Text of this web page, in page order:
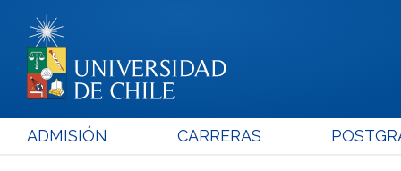
ADMISIÓN CARRERAS